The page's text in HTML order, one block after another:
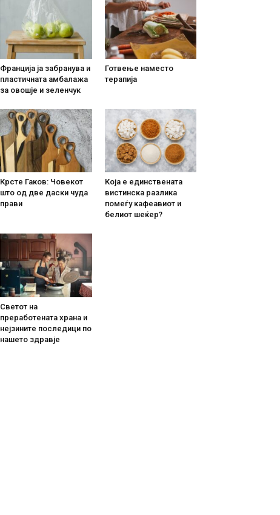
Франција ја забранува и
пластичната амбалажа
за овошје и зеленчук
Готвење наместо
терапија
Крсте Гаков: Човекот
што од две даски чуда
прави
Која е единствената
вистинска разлика
помеѓу кафеавиот и
белиот шеќер?
Светот на
преработената храна и
нејзините последици по
нашето здравје